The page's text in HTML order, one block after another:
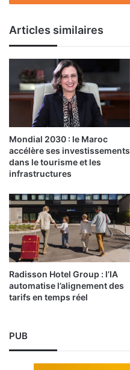
Articles similaires
Mondial 2030 : le Maroc
accélère ses investissements
dans le tourisme et les
infrastructures
Radisson Hotel Group : l’IA
automatise l’alignement des
tarifs en temps réel
PUB